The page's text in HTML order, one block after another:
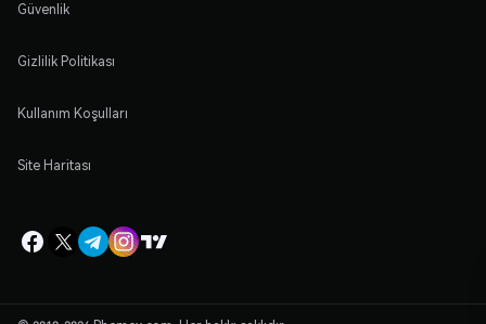
Güvenlik
Gizlilik Politikası
Kullanım Koşulları
Site Haritası